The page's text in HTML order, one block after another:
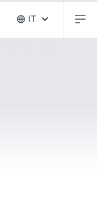
Abrir selector
IT